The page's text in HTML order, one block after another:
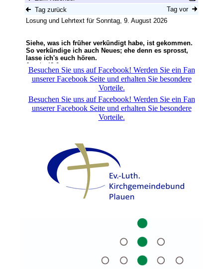
Besuchen Sie uns auf Facebook! Werden Sie ein Fan
unserer Facebook Seite und erhalten Sie besondere
Vorteile.
Besuchen Sie uns auf Facebook! Werden Sie ein Fan
unserer Facebook Seite und erhalten Sie besondere
Vorteile.